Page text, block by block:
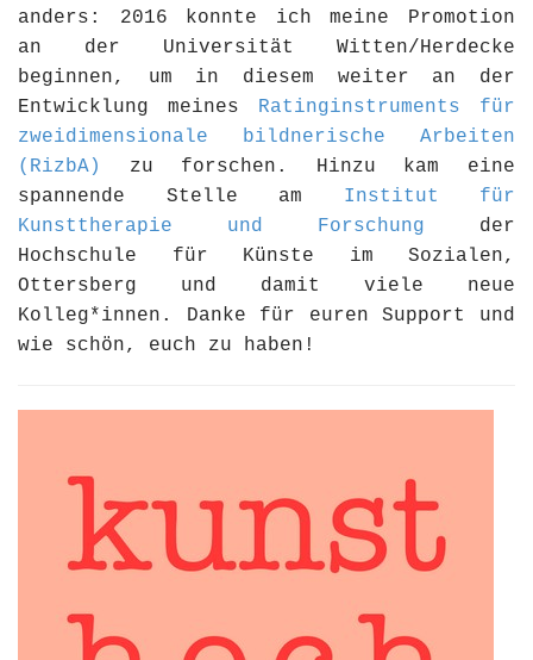
anders: 2016 konnte ich meine Promotion
an der Universität Witten/Herdecke
beginnen, um in diesem weiter an der
Entwicklung meines Ratinginstruments für
zweidimensionale bildnerische Arbeiten
(RizbA)
zu forschen. Hinzu kam eine
spannende Stelle am Institut für
Kunsttherapie und Forschung der
Hochschule für Künste im Sozialen,
Ottersberg und damit viele neue
Kolleg*innen. Danke für euren Support und
wie schön, euch zu haben!